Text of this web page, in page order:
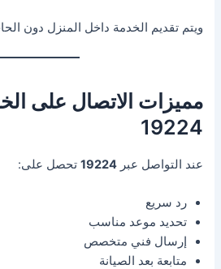
ويتم تقديم الخدمة داخل المنزل دون
مميزات الاتصال على
19224
عند التواصل عبر19224 تحصل على:
رد سريع
تحديد موعد مناسب
إرسال فني متخصص
متابعة بعد الصيانة